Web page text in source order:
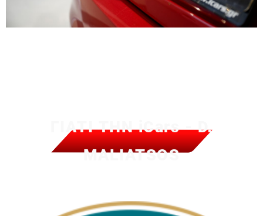
ΓΙΑΤΙ ΤΗΝ iCars - D.
MALIATSOS